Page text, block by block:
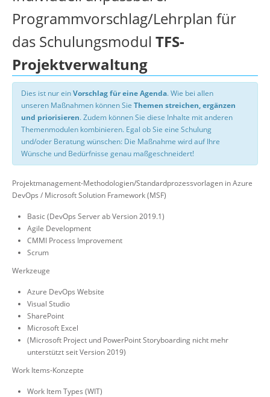
Programmvorschlag/Lehrplan für
das Schulungsmodul TFS-
Projektverwaltung
Dies ist nur einVorschlag für eine Agenda. Wie bei allen
unseren Maßnahmen können Sie Themen streichen, ergänzen
und priorisieren. Zudem können Sie diese Inhalte mit anderen
Themenmodulen kombinieren. Egal ob Sie eine Schulung
und/oder Beratung wünschen: Die Maßnahme wird auf Ihre
Wünsche und Bedürfnisse genau maßgeschneidert!
Projektmanagement-Methodologien/Standardprozessvorlagen in Azure
DevOps / Microsoft Solution Framework (MSF)
Basic (DevOps Server ab Version 2019.1)
Agile Development
CMMI Process Improvement
Scrum
Werkzeuge
Azure DevOps Website
Visual Studio
SharePoint
Microsoft Excel
(Microsoft Project und PowerPoint Storyboarding nicht mehr
unterstützt seit Version 2019)
Work Items-Konzepte
Work Item Types (WIT)